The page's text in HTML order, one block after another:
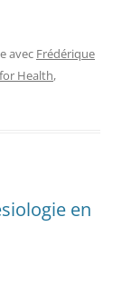
avec Frédérique
Health,
en